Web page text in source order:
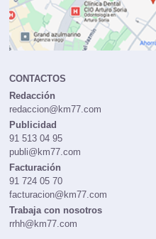
CONTACTOS
Redacción
redaccion@km77.com
Publicidad
91 513 04 95
publi@km77.com
Facturación
91 724 05 70
facturacion@km77.com
Trabaja con nosotros
rrhh@km77.com